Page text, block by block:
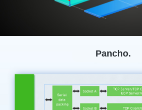
Pancho.